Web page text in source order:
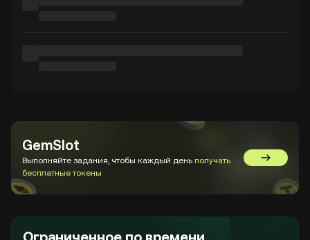
GemSlot
Выполняйте задания, чтобы каждый день получать
бесплатные токены
Перейти